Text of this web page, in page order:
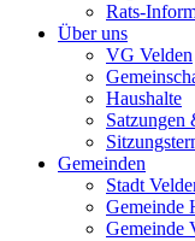
Rats-
Über uns
VG Velden
Haushalte
Satzungen
Gemeinden
Stadt
Gemeinde
Gemeinde